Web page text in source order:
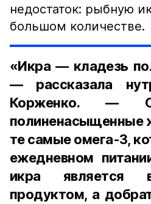
недостаток: рыбную
большом количестве.
«Икра — кладезь
— рассказала
Корженко. —
полиненасыщенные
те самые омега-3,
ежедневном
икра является
продуктом, а